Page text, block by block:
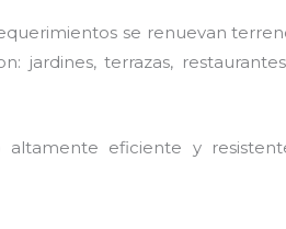
se renuevan
jardines, terrazas,
eficiente y